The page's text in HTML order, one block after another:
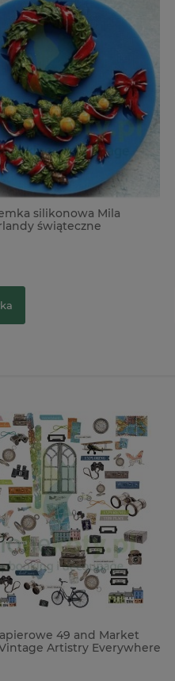
silikonowa Mila
świąteczne
49 and Market
Artistry Everywhere